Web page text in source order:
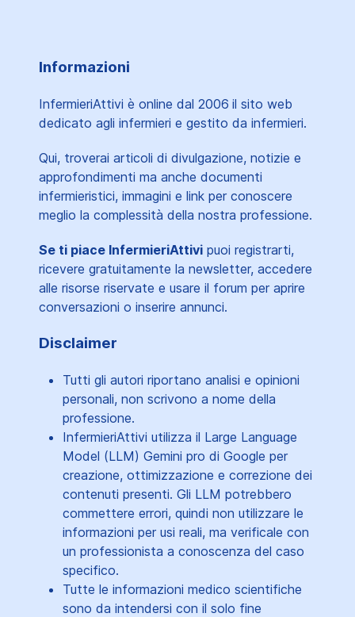
Informazioni
InfermieriAttivi è online dal 2006 il sito web
dedicato agli infermieri e gestito da infermieri.
Qui, troverai articoli di divulgazione, notizie e
approfondimenti ma anche documenti
infermieristici, immagini e link per conoscere
meglio la complessità della nostra professione.
Se ti piace InfermieriAttivi puoi registrarti,
ricevere gratuitamente la newsletter, accedere
alle risorse riservate e usare il forum per aprire
conversazioni o inserire annunci.
Disclaimer
Tutti gli autori riportano analisi e opinioni
personali, non scrivono a nome della
professione.
InfermieriAttivi utilizza il Large Language
Model (LLM) Gemini pro di Google per
creazione, ottimizzazione e correzione dei
contenuti presenti. Gli LLM potrebbero
commettere errori, quindi non utilizzare le
informazioni per usi reali, ma verificale con
un professionista a conoscenza del caso
specifico.
Tutte le informazioni medico scientifiche
sono da intendersi con il solo fine